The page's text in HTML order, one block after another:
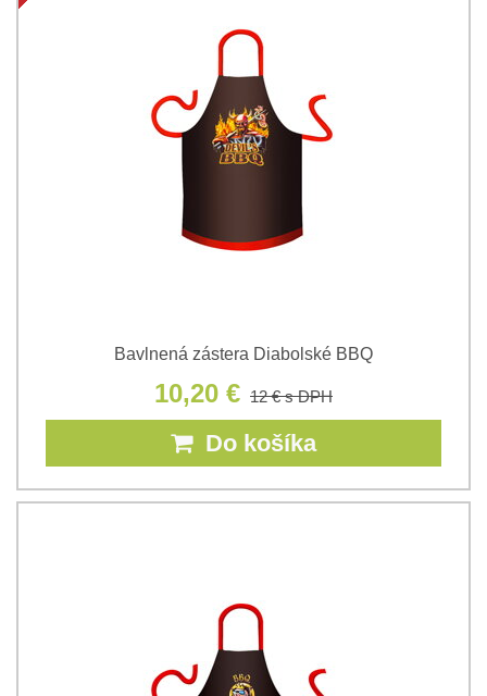
Bavlnená zástera Diabolské BBQ
10,20 € 12 €s DPH
Do košíka